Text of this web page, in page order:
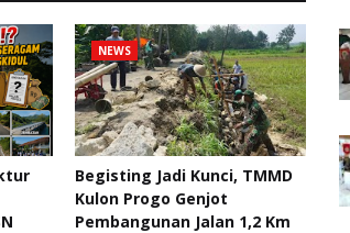
NEWS
Begisting Jadi Kunci, TMMD
Kulon Progo Genjot
Pembangunan Jalan 1,2 Km